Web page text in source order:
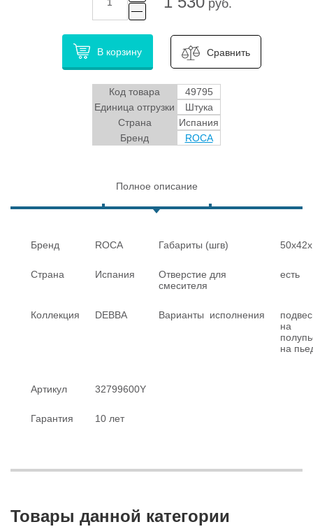
руб.
В корзину Сравнить
Код товара
49795
Единица отгрузки
Штука
Страна
Испания
Бренд
ROCA
Полное описание
Бренд ROCA Габариты (шгв)
Страна Испания
Отверстие для
смесителя
есть
Коллекция DEBBA Варианты исполнения
на
на
Артикул 32799600Y
Гарантия 10 лет
Товары данной категории